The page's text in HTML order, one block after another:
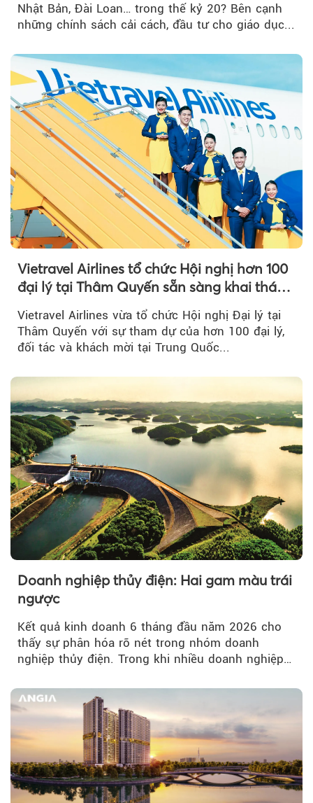
Nhật Bản, Đài Loan… trong thế kỷ 20? Bên cạnh
những chính sách cải cách, đầu tư cho giáo dục...
Vietravel Airlines tổ chức Hội nghị hơn 100
đại lý tại Thâm Quyến sẵn sàng khai thác
đường bay thẳng TP.HCM - Thâm Quyến
Vietravel Airlines vừa tổ chức Hội nghị Đại lý tại
Thâm Quyến với sự tham dự của hơn 100 đại lý,
đối tác và khách mời tại Trung Quốc...
Doanh nghiệp thủy điện: Hai gam màu trái
ngược
Kết quả kinh doanh 6 tháng đầu năm 2026 cho
thấy sự phân hóa rõ nét trong nhóm doanh
nghiệp thủy điện. Trong khi nhiều doanh nghiệp